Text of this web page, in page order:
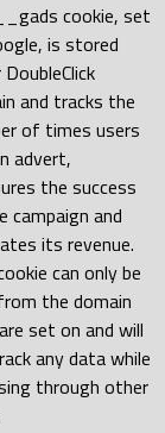
cookie, set
is stored
and tracks the
of times users
advert,
the success
campaign and
its revenue.
can only be
the domain
set on and will
any data while
through other